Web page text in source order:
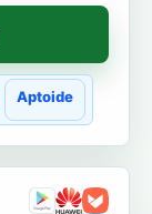
Aptoide